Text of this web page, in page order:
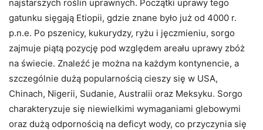
najstarszych roślin uprawnych. Początki uprawy tego
gatunku sięgają Etiopii, gdzie znane było już od 4000 r.
p.n.e. Po pszenicy, kukurydzy, ryżu i jęczmieniu, sorgo
zajmuje piątą pozycję pod względem areału uprawy zbóż
na świecie. Znaleźć je można na każdym kontynencie, a
szczególnie dużą popularnością cieszy się w USA,
Chinach, Nigerii, Sudanie, Australii oraz Meksyku. Sorgo
charakteryzuje się niewielkimi wymaganiami glebowymi
oraz dużą odpornością na deficyt wody, co przyczynia się